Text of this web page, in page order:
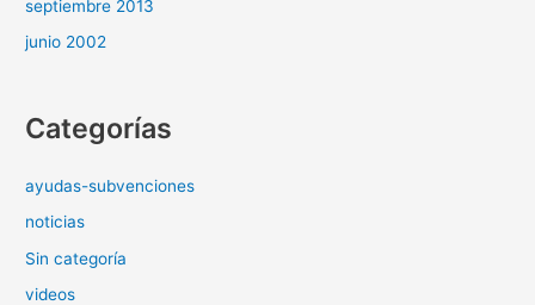
septiembre 2013
junio 2002
Categorías
ayudas-subvenciones
noticias
Sin categoría
videos